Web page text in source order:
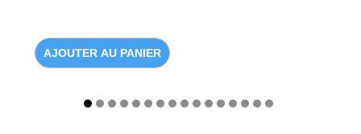
AJOUTER AU PANIER